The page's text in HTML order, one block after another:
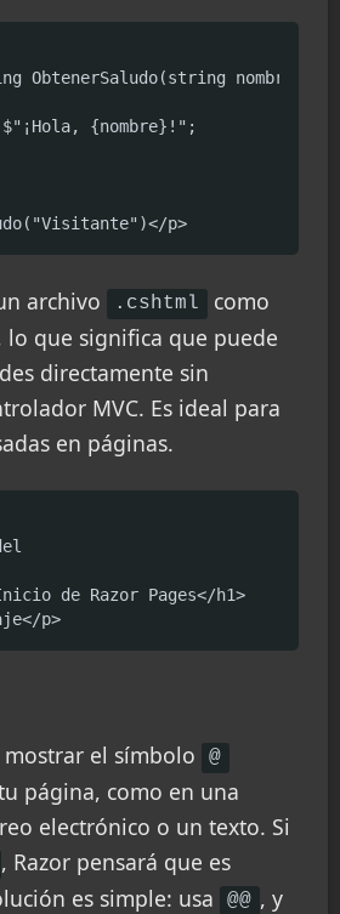
ObtenerSaludo(string nombre)
{nombre}!";
p>
archivo .cshtml
como
lo que significa que puede
directamente sin
MVC. Es ideal para
en páginas.
de Razor Pages</h1>
p>
mostrar el símbolo @
página, como en una
electrónico o un texto. Si
, Razor pensará que es
es simple: usa
@@ , y